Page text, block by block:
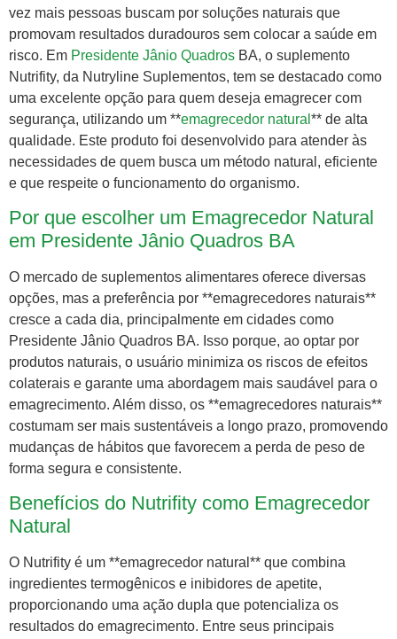
vez mais pessoas buscam por soluções naturais que
promovam resultados duradouros sem colocar a saúde em
risco. Em Presidente Jânio Quadros BA, o suplemento
Nutrifity, da Nutryline Suplementos, tem se destacado como
uma excelente opção para quem deseja emagrecer com
segurança, utilizando um **emagrecedor natural ** de alta
qualidade. Este produto foi desenvolvido para atender às
necessidades de quem busca um método natural, eficiente
e que respeite o funcionamento do organismo.
Por que escolher um Emagrecedor Natural
em Presidente Jânio Quadros BA
O mercado de suplementos alimentares oferece diversas
opções, mas a preferência por **emagrecedores naturais**
cresce a cada dia, principalmente em cidades como
Presidente Jânio Quadros BA. Isso porque, ao optar por
produtos naturais, o usuário minimiza os riscos de efeitos
colaterais e garante uma abordagem mais saudável para o
emagrecimento. Além disso, os **emagrecedores naturais**
costumam ser mais sustentáveis a longo prazo, promovendo
mudanças de hábitos que favorecem a perda de peso de
forma segura e consistente.
Benefícios do Nutrifity como Emagrecedor
Natural
O Nutrifity é um **emagrecedor natural** que combina
ingredientes termogênicos e inibidores de apetite,
proporcionando uma ação dupla que potencializa os
resultados do emagrecimento. Entre seus principais